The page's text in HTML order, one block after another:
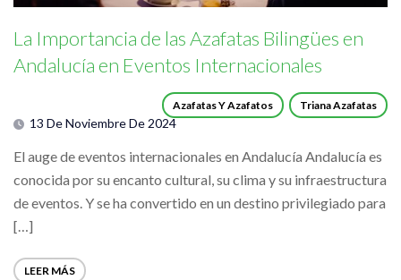
La Importancia de las Azafatas Bilingües en
Andalucía en Eventos Internacionales
Azafatas Y Azafatos Triana Azafatas
13 De Noviembre De 2024
El auge de eventos internacionales en Andalucía Andalucía es
conocida por su encanto cultural, su clima y su infraestructura
de eventos. Y se ha convertido en un destino privilegiado para
[…]
LEER MÁS